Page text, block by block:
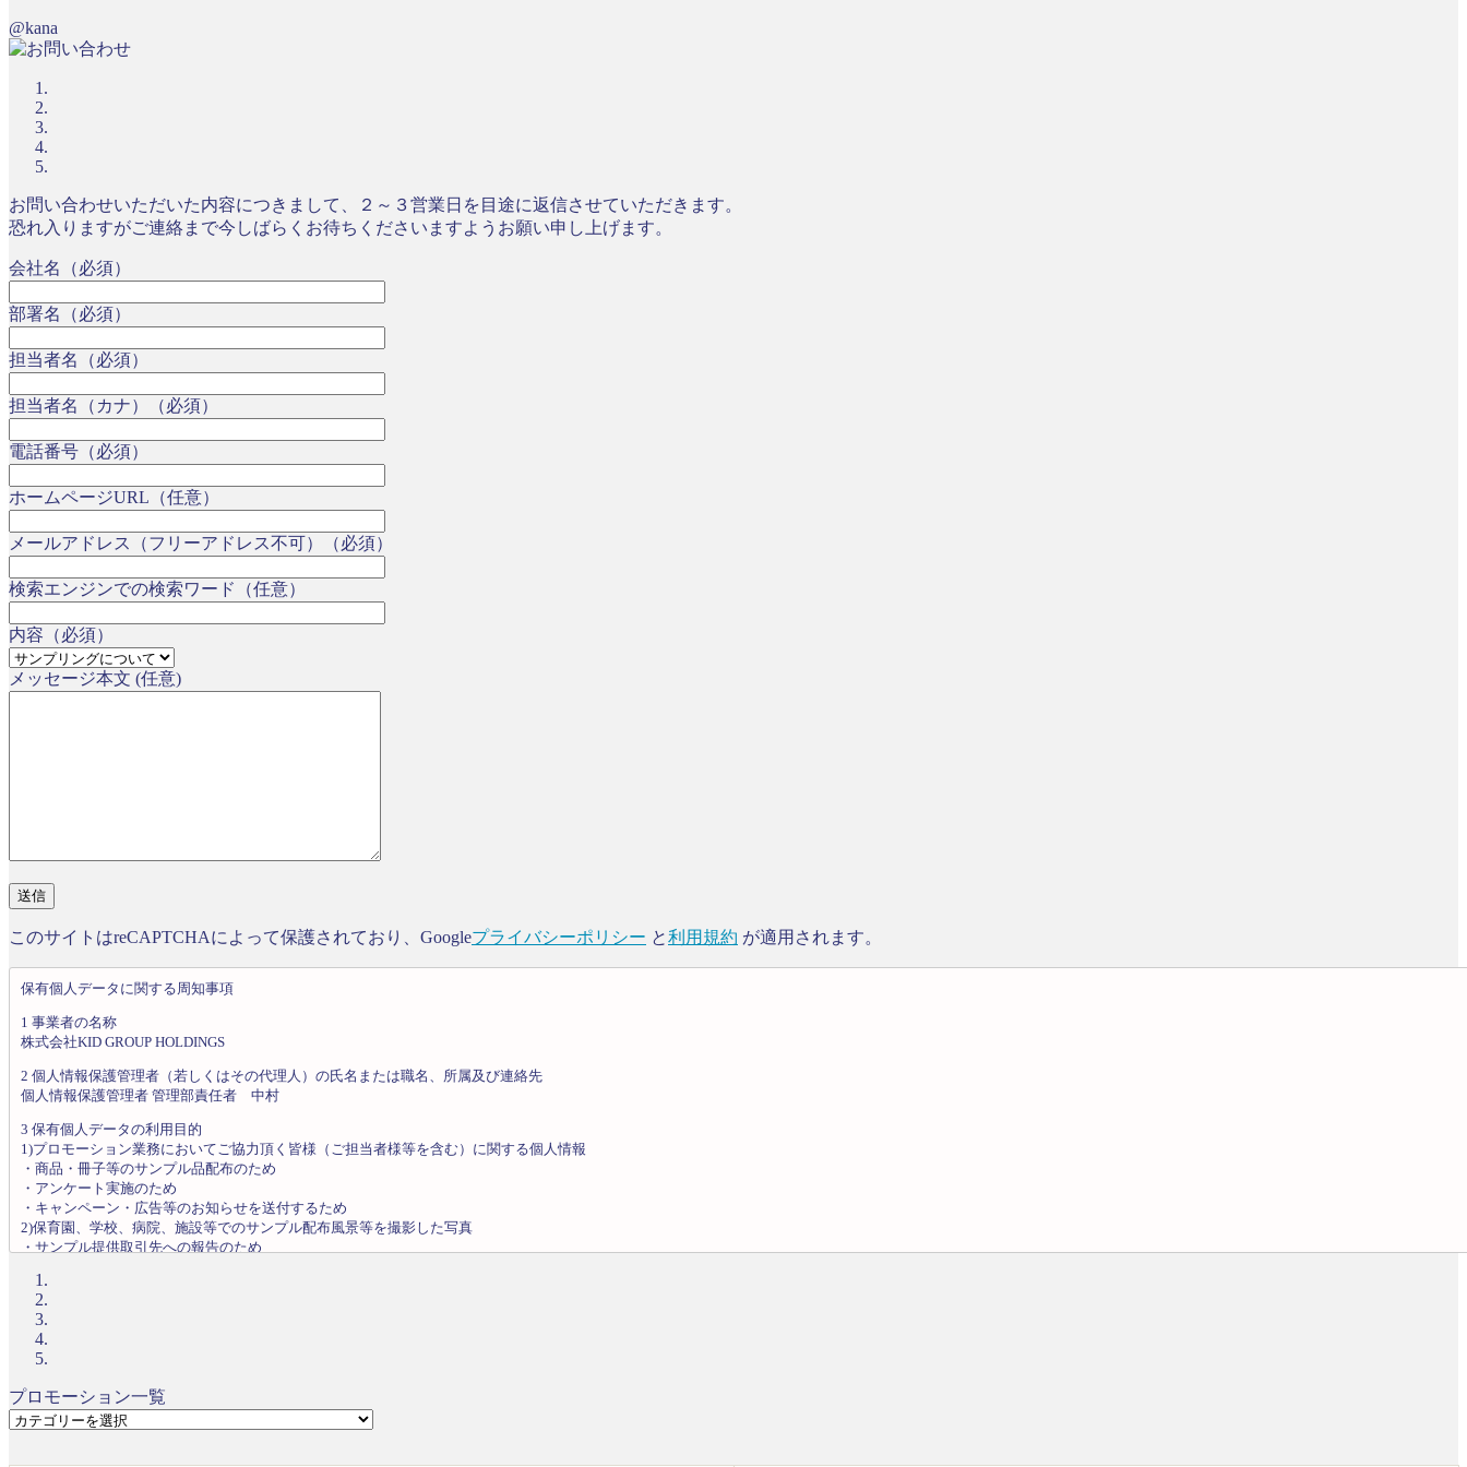
@kana
お問い合わせいただいた内容につきまして、２～３営業日を目途に返信させていただきます。
恐れ入りますがご連絡まで今しばらくお待ちくださいますようお願い申し上げます。
会社名（必須）
部署名（必須）
担当者名（必須）
担当者名（カナ）（必須）
電話番号（必須）
ホームページURL（任意）
メールアドレス（フリーアドレス不可）（必須）
検索エンジンでの検索ワード（任意）
内容（必須）
メッセージ本文 (任意)
このサイトはreCAPTCHAによって保護されており、Googleプライバシーポリシー と利用規約 が適用されます。
保有個人データに関する周知事項
1 事業者の名称
株式会社KID GROUP HOLDINGS
2 個人情報保護管理者（若しくはその代理人）の氏名または職名、所属及び連絡先
個人情報保護管理者 管理部責任者 中村
3 保有個人データの利用目的
1)プロモーション業務においてご協力頂く皆様（ご担当者様等を含む）に関する個人情報
・商品・冊子等のサンプル品配布のため
・アンケート実施のため
・キャンペーン・広告等のお知らせを送付するため
2)保育園、学校、病院、施設等でのサンプル配布風景等を撮影した写真
・サンプル提供取引先への報告のため
・その他弊社の契約の履行・連絡等のため
3)各事業お取引先の皆様に関する個人情報
・弊社各事業に係る連絡、協力、交渉、契約履行等のため
4)お問い合わせされた皆様に関する個人情報
・弊社各事業に関するお問い合わせ対応のため
4)従業員に関する個人情報の利用目的
・人事管理等のため
5)採用募集者に関する個人情報の利用目的
・採用選考手続き及びその結果に関する連絡のため
プロモーション一覧
プ